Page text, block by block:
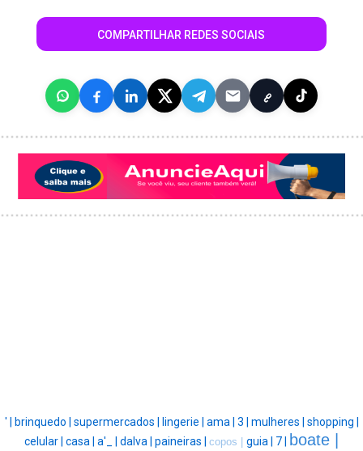
COMPARTILHAR REDES SOCIAIS
' | brinquedo | supermercados | lingerie | ama | 3 | mulheres | shopping |
celular | casa | a'_ | dalva | paineiras | copos | guia | 7 | boate |